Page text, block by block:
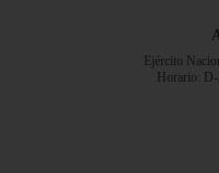
Ejército
Horario: